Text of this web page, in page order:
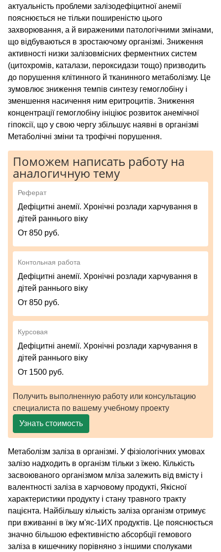
актуальність проблеми залізодефіцитної анемії
пояснюється не тільки поширеністю цього
захворювання, а й вираженими патологічними змінами,
що відбуваються в зростаючому організмі. Зниження
активності низки залізовмісних ферментних систем
(цитохромів, каталази, пероксидази тощо) призводить
до порушення клітинного й тканинного метаболізму. Це
зумовлює зниження темпів синтезу гемоглобіну і
зменшення насичення ним еритроцитів. Зниження
концентрації гемоглобіну ініціює розвиток анемічної
гіпоксії, що у свою чергу збільшує наявні в організмі
Метаболічні зміни та трофічні порушення.
Поможем написать работу на
аналогичную тему
Реферат
Дефіцитні анемії. Хронічні розлади харчування в
дітей раннього віку
От 850 руб.
Контольная работа
Дефіцитні анемії. Хронічні розлади харчування в
дітей раннього віку
От 850 руб.
Курсовая
Дефіцитні анемії. Хронічні розлади харчування в
дітей раннього віку
От 1500 руб.
Получить выполненную работу или консультацию
специалиста по вашему учебному проекту
Узнать стоимость
Метаболізм заліза в організмі. У фізіологічних умовах
залізо надходить в організм тільки з їжею. Кількість
засвоюваного організмом мліза залежить від вмісту і
валентності заліза в харчовому продукті, Якісної
характеристики продукту і стану травного тракту
пацієнта. Найбільшу кількість заліза організм отримує
при вживанні в їжу м'яс-1ИХ продуктів. Це пояснюється
значно більшою ефективністю абсорбції гемового
заліза в кишечнику порівняно з іншими сполуками